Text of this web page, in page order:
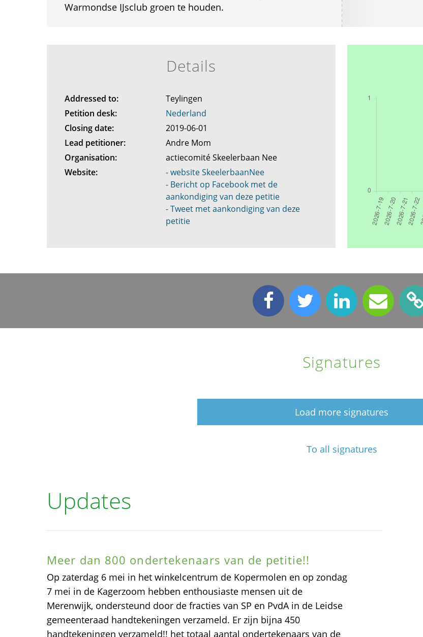
Warmondse IJsclub groen te houden.
Details
Addressed to:
Teylingen
Petition desk:
Nederland
Closing date:
2019-06-01
Lead petitioner:
Andre Mom
Organisation:
actiecomité Skeelerbaan Nee
Website:
- website SkeelerbaanNee
- Bericht op Facebook met de
aankondiging van deze petitie
- Tweet met aankondiging van deze
petitie
Signatures
Load more signatures
To all signatures
Updates
Meer dan 800 ondertekenaars van de petitie!!
Op zaterdag 6 mei in het winkelcentrum de Kopermolen en op zondag
7 mei in de Kagerzoom hebben enthousiaste mensen uit de
Merenwijk, ondersteund door de fracties van SP en PvdA in de Leidse
gemeenteraad handtekeningen verzameld. Er zijn bijna 450
handtekeningen verzameld!! het totaal aantal ondertekenaars van de